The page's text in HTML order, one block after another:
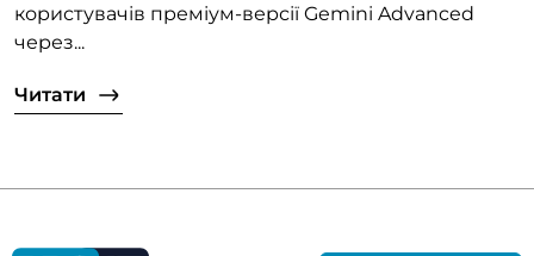
користувачів преміум-версії Gemini Advanced
через...
Читати